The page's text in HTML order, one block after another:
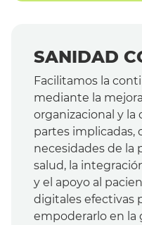
SANIDAD
Facilitamos la
mediante la
organizacional y
partes implicadas,
necesidades de la
salud, la
y el apoyo al
digitales efectivas
empoderarlo en la